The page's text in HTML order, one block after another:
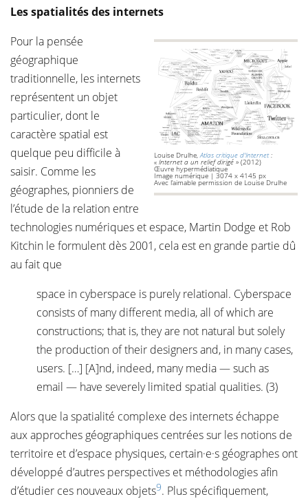
Les spatialités des internets
Louise Drulhe,Atlas critique d'Internet:
« Internet a un relief dirigé » (2012)
Œuvre hypermédiatique
Image numérique | 3074 x 4145 px
Avec l’aimable permission de Louise Drulhe
Pour la pensée
géographique
traditionnelle, les internets
représentent un objet
particulier, dont le
caractère spatial est
quelque peu difficile à
saisir. Comme les
géographes, pionniers de
l’étude de la relation entre
technologies numériques et espace, Martin Dodge et Rob
Kitchin le formulent dès 2001, cela est en grande partie dû
au fait que
space in cyberspace is purely relational. Cyberspace
consists of many different media, all of which are
constructions; that is, they are not natural but solely
the production of their designers and, in many cases,
users. […] [A]nd, indeed, many media — such as
email — have severely limited spatial qualities. (3)
Alors que la spatialité complexe des internets échappe
aux approches géographiques centrées sur les notions de
territoire et d’espace physiques, certain·e·s géographes ont
développé d’autres perspectives et méthodologies afin
d’étudier ces nouveaux objets9. Plus spécifiquement,